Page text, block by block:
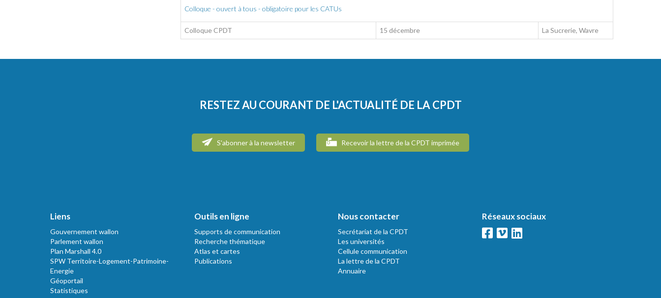
Colloque - ouvert à tous - obligatoire pour les CATUs
Colloque CPDT 15 décembre La Sucrerie, Wavre
RESTEZ AU COURANT DE L'ACTUALITÉ DE LA CPDT
S'abonner à la newsletter Recevoir la lettre de la CPDT imprimée
Liens
Gouvernement wallon
Parlement wallon
Plan Marshall 4.0
SPW Territoire-Logement-Patrimoine-
Energie
Géoportail
Statistiques
Outils en ligne
Supports de communication
Recherche thématique
Atlas et cartes
Publications
Nous contacter
Secrétariat de la CPDT
Les universités
Cellule communication
La lettre de la CPDT
Annuaire
Réseaux sociaux